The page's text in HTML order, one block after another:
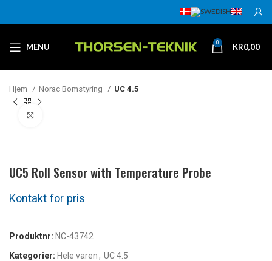
MENU 0 KR0,00
Hjem Norac Bomstyring UC 4.5
UC5 Roll Sensor with Temperature Probe
Produktnr: NC-43742
Kategorier: Hele varen, UC 4.5